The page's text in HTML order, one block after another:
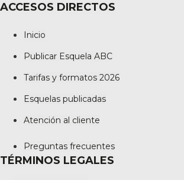
ACCESOS DIRECTOS
Inicio
Publicar Esquela ABC
Tarifas y formatos 2026
Esquelas publicadas
Atención al cliente
Preguntas frecuentes
TÉRMINOS LEGALES